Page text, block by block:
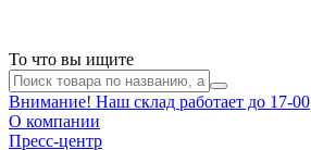
То что вы ищите
Внимание! Наш склад работает до 17-00
О компании
Пресс-центр